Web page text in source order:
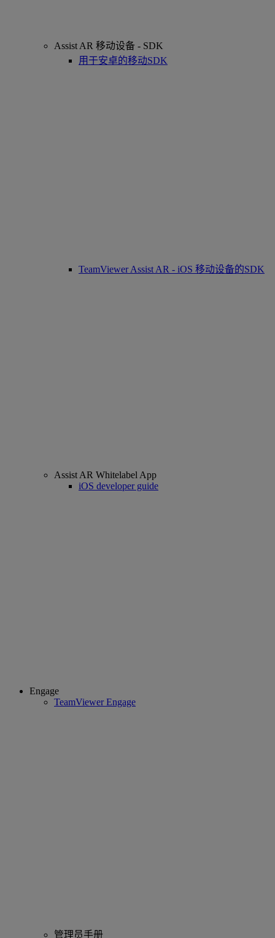
Assist AR 移动设备 - SDK
用于安卓的移动SDK
TeamViewer Assist AR - iOS 移动设备的SDK
Assist AR Whitelabel App
iOS developer guide
Engage
TeamViewer Engage
管理员手册